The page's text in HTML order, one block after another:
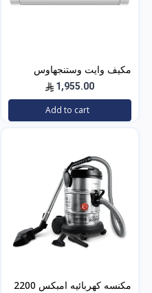
مكيف وايت وستنجهاوس
سبليت 24 بارد — 21400
وحدة موديل WWS24Z24I/C
لتبريد فعال للم
1,955.00
Add to cart
مكنسه كهربائيه امبكس 2200